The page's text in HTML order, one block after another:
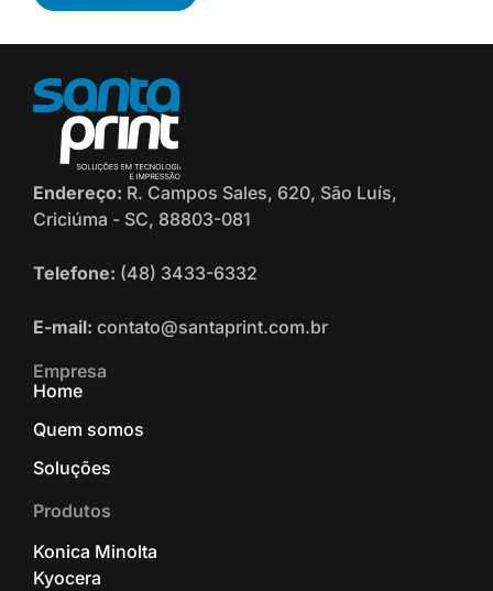
Endereço: R. Campos Sales, 620, São Luís,
Criciúma - SC, 88803-081
Telefone: (48) 3433-6332
E-mail: contato@santaprint.com.br
Empresa
Home
Quem somos
Soluções
Produtos
Konica Minolta
Kyocera